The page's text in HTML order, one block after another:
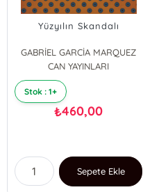
Yüzyılın Skandalı
GABRİEL GARCİA MARQUEZ
CAN YAYINLARI
Stok : 1+
₺460,00
Sepete Ekle